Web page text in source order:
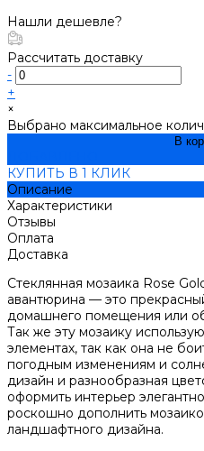
Нашли дешевле?
Рассчитать доставку
-
+
×
Выбрано максимальное
В
КУПИТЬ В 1 КЛИК
Описание
Характеристики
Отзывы
Оплата
Доставка
Стеклянная мозаика Rose
авантюрина — это
домашнего помещения или
Так же эту мозаику
элементах, так как она не
погодным изменениям и
дизайн и разнообразная
оформить интерьер
роскошно дополнить
ландшафтного дизайна.